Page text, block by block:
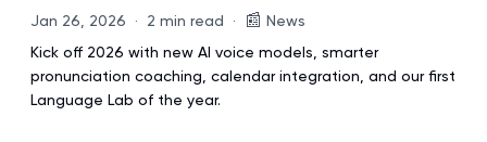
Jan 26, 2026 · 2 min read · 📰 News
Kick off 2026 with new AI voice models, smarter
pronunciation coaching, calendar integration, and our first
Language Lab of the year.